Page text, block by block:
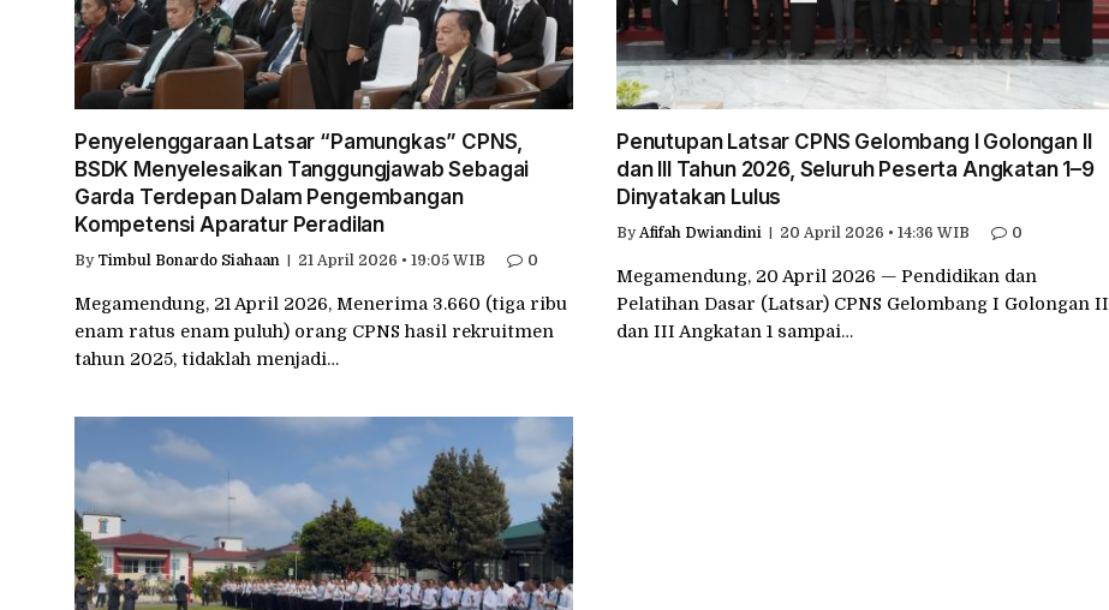
Penyelenggaraan Latsar “Pamungkas” CPNS,
BSDK Menyelesaikan Tanggungjawab Sebagai
Garda Terdepan Dalam Pengembangan
Kompetensi Aparatur Peradilan
By Timbul Bonardo Siahaan 21 April 2026 • 19:05 WIB 0
Megamendung, 21 April 2026, Menerima 3.660 (tiga ribu
enam ratus enam puluh) orang CPNS hasil rekruitmen
tahun 2025, tidaklah menjadi…
Penutupan Latsar CPNS Gelombang I Golongan II
dan III Tahun 2026, Seluruh Peserta Angkatan 1–9
Dinyatakan Lulus
By Afifah Dwiandini 20 April 2026 • 14:36 WIB 0
Megamendung, 20 April 2026 — Pendidikan dan
Pelatihan Dasar (Latsar) CPNS Gelombang I Golongan II
dan III Angkatan 1 sampai…